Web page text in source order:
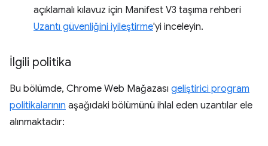
açıklamalı kılavuz için Manifest V3 taşıma rehberi
Uzantı güvenliğini iyileştirme'yi inceleyin.
İlgili politika
Bu bölümde, Chrome Web Mağazası geliştirici program
politikalarının aşağıdaki bölümünü ihlal eden uzantılar ele
alınmaktadır: